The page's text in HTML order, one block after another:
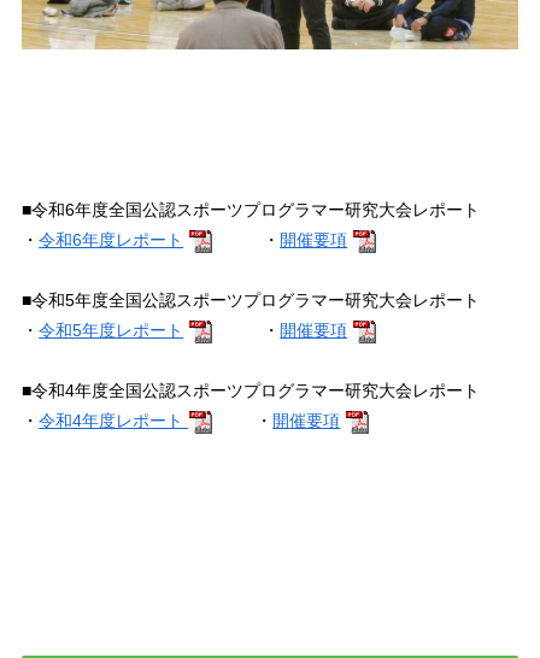
■令和6年度全国公認スポーツプログラマー研究大会レポート
・令和6年度レポート ・ 開催要項
■令和5年度全国公認スポーツプログラマー研究大会レポート
・令和5年度レポート ・ 開催要項
■令和4年度全国公認スポーツプログラマー研究大会レポート
・令和4年度レポート ・ 開催要項